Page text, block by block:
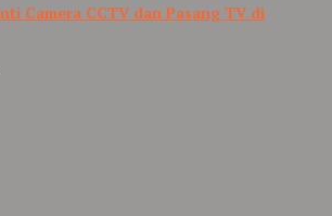
Camera CCTV dan Pasang TV di